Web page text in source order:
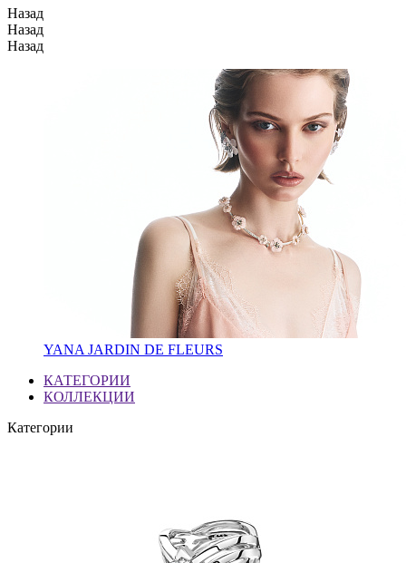
Назад
Назад
Назад
YANA JARDIN DE FLEURS
КАТЕГОРИИ
КОЛЛЕКЦИИ
Категории